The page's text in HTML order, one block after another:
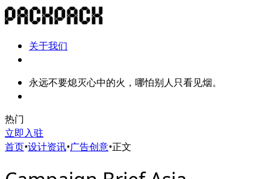
关于我们
永远不要熄灭心中的火，哪怕别人只看见烟。
热门
立即入驻
首页•设计资讯•广告创意•正文